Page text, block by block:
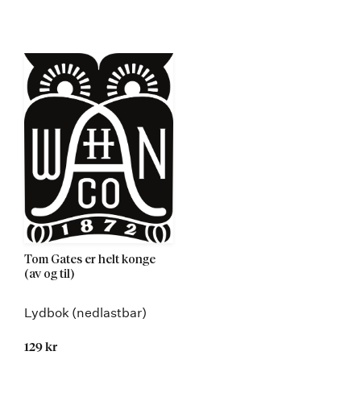
Tom Gates er helt konge
(av og til)
Lydbok (nedlastbar)
129 kr